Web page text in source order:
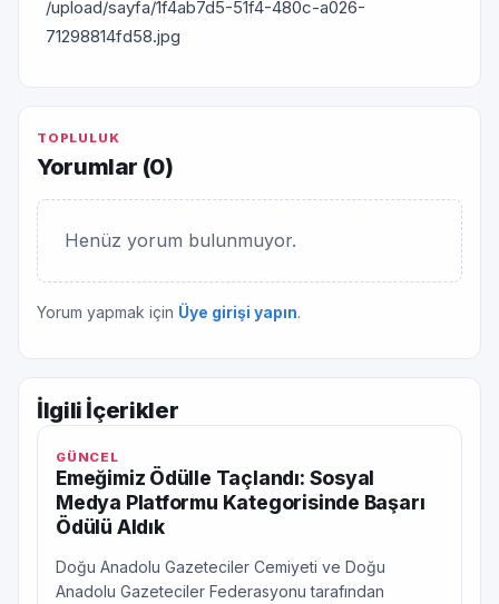
/upload/sayfa/1f4ab7d5-51f4-480c-a026-
71298814fd58.jpg
TOPLULUK
Yorumlar (0)
Henüz yorum bulunmuyor.
Yorum yapmak için Üye girişi yapın.
İlgili İçerikler
GÜNCEL
Emeğimiz Ödülle Taçlandı: Sosyal
Medya Platformu Kategorisinde Başarı
Ödülü Aldık
Doğu Anadolu Gazeteciler Cemiyeti ve Doğu
Anadolu Gazeteciler Federasyonu tarafından